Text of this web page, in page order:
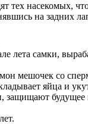
тех насекомых,
на задних
лета самки,
мешочек со
яйца и